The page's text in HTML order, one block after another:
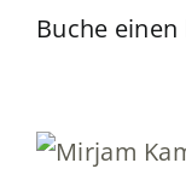
Buche